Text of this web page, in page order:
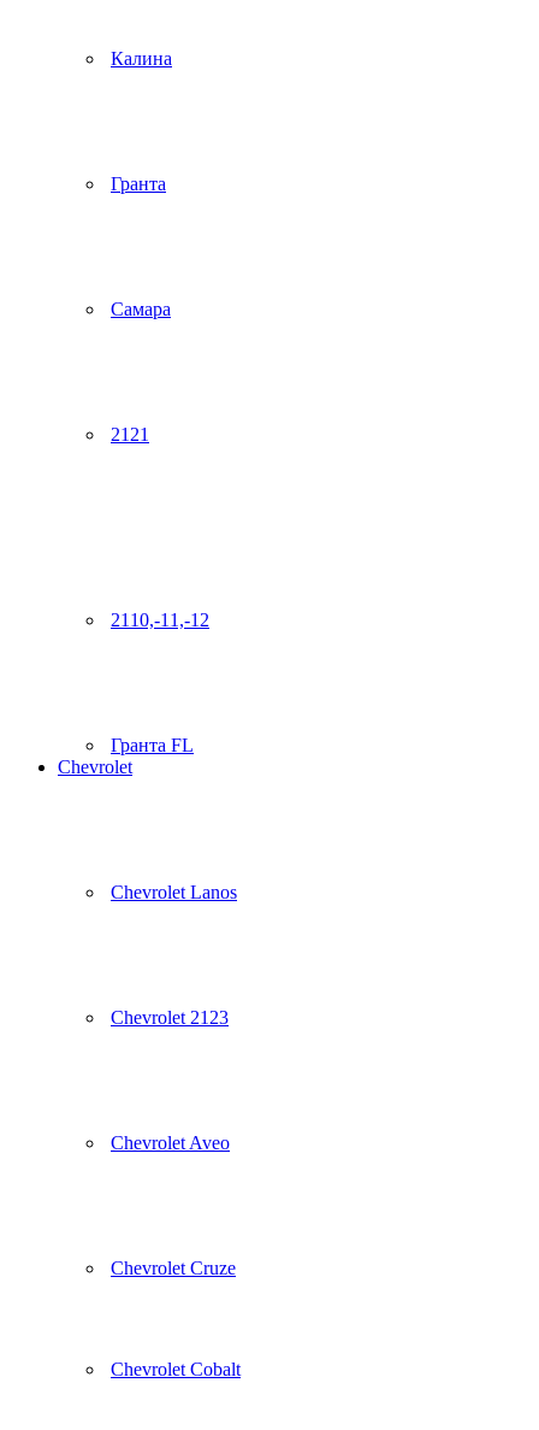
Калина
Гранта
Самара
2121
2110,-11,-12
Гранта FL
Chevrolet
Chevrolet Lanos
Chevrolet 2123
Chevrolet Aveo
Chevrolet Cruze
Chevrolet Cobalt